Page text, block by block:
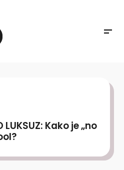
LUKSUZ: Kako je „no